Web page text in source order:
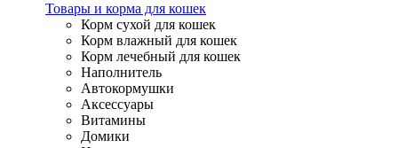
Товары и корма для кошек
Корм сухой для кошек
Корм влажный для кошек
Корм лечебный для кошек
Наполнитель
Автокормушки
Аксессуары
Витамины
Домики